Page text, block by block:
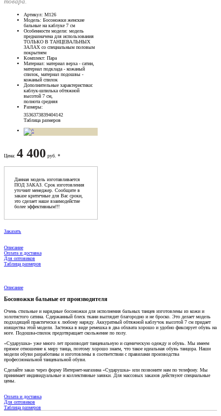
Артикул: М126
Модель: Босоножки женские
бальные на каблуке 7 см
Особенности модели: модель
предназначена для использования
ТОЛЬКО В ТАНЦЕВАЛЬНЫХ
ЗАЛАХ со специальным половым
покрытием
Комплект: Пара
Материал: материал верха - сатин,
материал подклада - кожаный
спилок, материал подошвы -
кожаный спилок
Дополнительные характеристики:
каблук-шпилька обтяжной
высотой 7 см,
полнота средняя
Размеры:
3536373839404142
Таблица размеров
Цена: 4 400 руб. *
Данная модель изготавливается
ПОД ЗАКАЗ. Срок изготовления
уточнит менеджер. Сообщите в
заказе критичные для Вас сроки,
это сделает наше взаимодейстие
более эффективным!!!
Заказать
Описание
Оплата и доставка
Для оптовиков
Таблица размеров
Описание
Босоножки бальные от производителя
Очень стильные и нарядные босоножки для исполнения бальных танцев изготовлены из кожи и
золотистого сатина. Сдержанный блеск ткани выглядит благородно и не броско. Это делает модель
подходящей практически к любому наряду. Аккуратный обтяжной каблучок высотой 7 см придает
изящества этой модели. Застежка в виде ремешка в два обхвата хорошо и удобно фиксирует обувь на
ноге. Подошва-спилок предотвращает скольжение по полу.
«Сударушка» уже много лет производит танцевальную и сценическую одежду и обувь. Мы имеем
прямое отношение к миру танца, поэтому хорошо знаем, что такое идеальная обувь танцора. Наши
модели обуви разработаны и изготовлены в соответствии с правилами производства
профессиональной танцевальной обуви.
Сделайте заказ через форму Интернет-магазина «Сударушка» или позвоните нам по телефону. Мы
принимает индивидуальные и коллективные заявки. Для массовых заказов действуют специальные
цены.
Оплата и доставка
Для оптовиков
Таблица размеров